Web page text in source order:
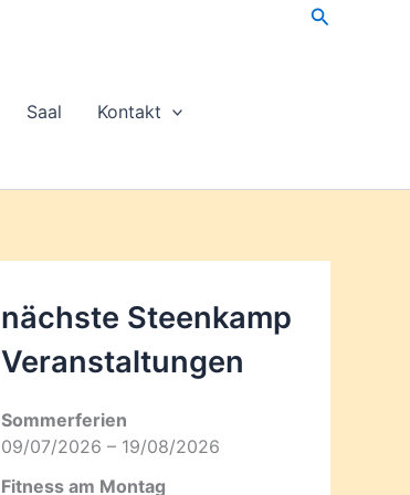
Suchen
Saal Kontakt
nächste Steenkamp
Veran­staltungen
Sommerferien
09/07/2026 – 19/08/2026
Fitness am Montag